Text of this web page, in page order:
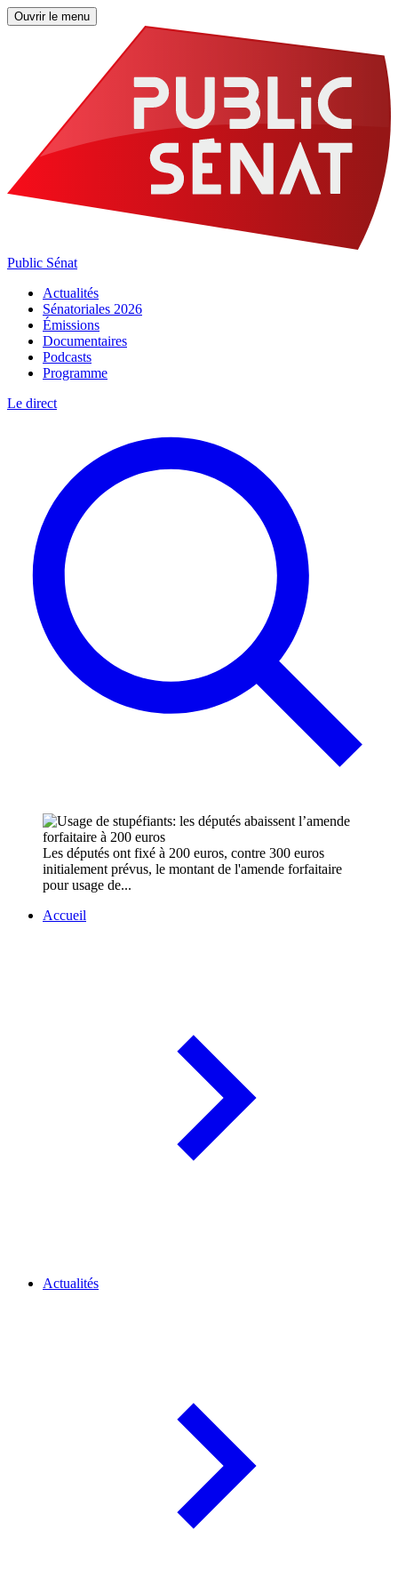
Ouvrir le menu
Public Sénat
Actualités
Sénatoriales 2026
Émissions
Documentaires
Podcasts
Programme
Le direct
Les députés ont fixé à 200 euros, contre 300 euros
initialement prévus, le montant de l'amende forfaitaire
pour usage de...
Accueil
Actualités